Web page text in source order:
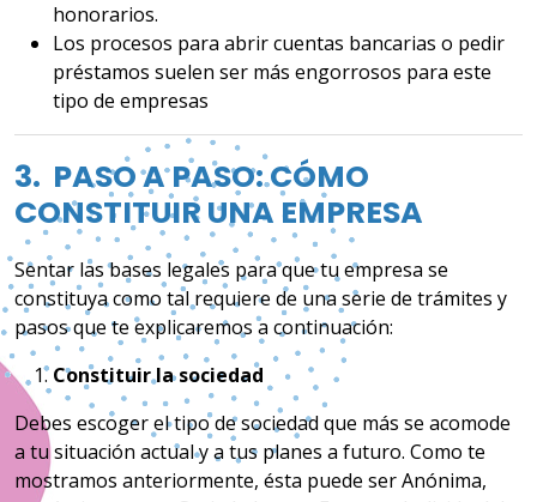
honorarios.
Los procesos para abrir cuentas bancarias o pedir
préstamos suelen ser más engorrosos para este
tipo de empresas
3. PASO A PASO: CÓMO
CONSTITUIR UNA EMPRESA
Sentar las bases legales para que tu empresa se
constituya como tal requiere de una serie de trámites y
pasos que te explicaremos a continuación:
Constituir la sociedad
Debes escoger el tipo de sociedad que más se acomode
a tu situación actual y a tus planes a futuro. Como te
mostramos anteriormente, ésta puede ser Anónima,